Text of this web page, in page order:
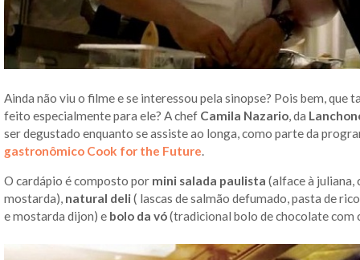
Ainda não viu o filme e se interessou pela sinopse? Pois bem, que
feito especialmente para ele? A chef Camila Nazario, da
ser degustado enquanto se assiste ao longa, como parte da
gastronômico Cook for the Future.
O cardápio é composto por mini salada paulista (alface à juliana,
mostarda), natural deli( lascas de salmão defumado, pasta de
e mostarda dijon) e bolo da vó(tradicional bolo de chocolate com